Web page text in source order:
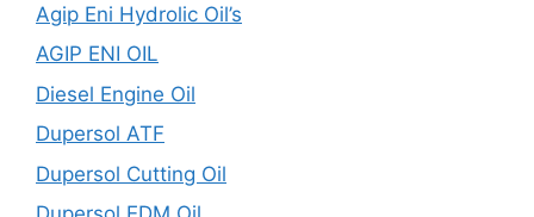
Agip Eni Hydrolic Oil’s
AGIP ENI OIL
Diesel Engine Oil
Dupersol ATF
Dupersol Cutting Oil